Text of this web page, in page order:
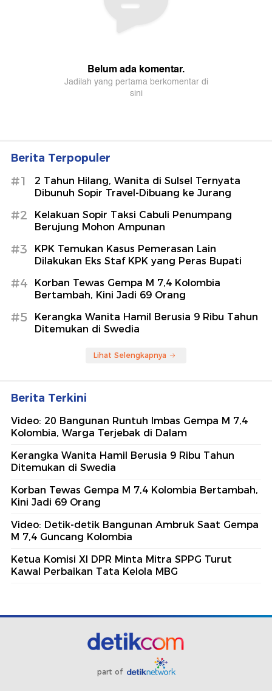
Berita Terpopuler
#1
2 Tahun Hilang, Wanita di Sulsel Ternyata
Dibunuh Sopir Travel-Dibuang ke Jurang
#2
Kelakuan Sopir Taksi Cabuli Penumpang
Berujung Mohon Ampunan
#3
KPK Temukan Kasus Pemerasan Lain
Dilakukan Eks Staf KPK yang Peras Bupati
#4
Korban Tewas Gempa M 7,4 Kolombia
Bertambah, Kini Jadi 69 Orang
#5
Kerangka Wanita Hamil Berusia 9 Ribu Tahun
Ditemukan di Swedia
Lihat Selengkapnya
Berita Terkini
Video: 20 Bangunan Runtuh Imbas Gempa M 7,4
Kolombia, Warga Terjebak di Dalam
Kerangka Wanita Hamil Berusia 9 Ribu Tahun
Ditemukan di Swedia
Korban Tewas Gempa M 7,4 Kolombia Bertambah,
Kini Jadi 69 Orang
Video: Detik-detik Bangunan Ambruk Saat Gempa
M 7,4 Guncang Kolombia
Ketua Komisi XI DPR Minta Mitra SPPG Turut
Kawal Perbaikan Tata Kelola MBG
part of